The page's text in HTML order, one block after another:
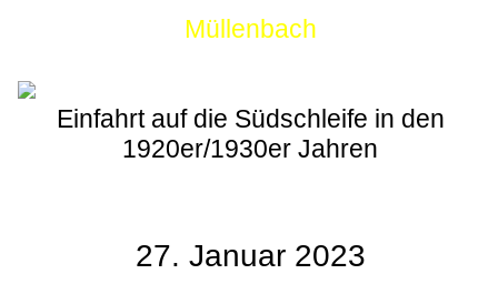
Müllenbach
Einfahrt auf die Südschleife in den
1920er/1930er Jahren
27. Januar 2023